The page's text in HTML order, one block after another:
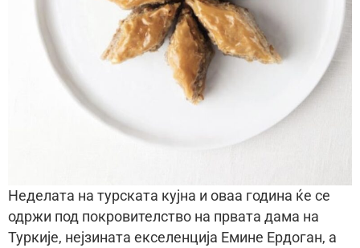
Неделата на турската кујна и оваа година ќе се
одржи под покровителство на првата дама на
Туркије, нејзината екселенција Емине Ердоган, а